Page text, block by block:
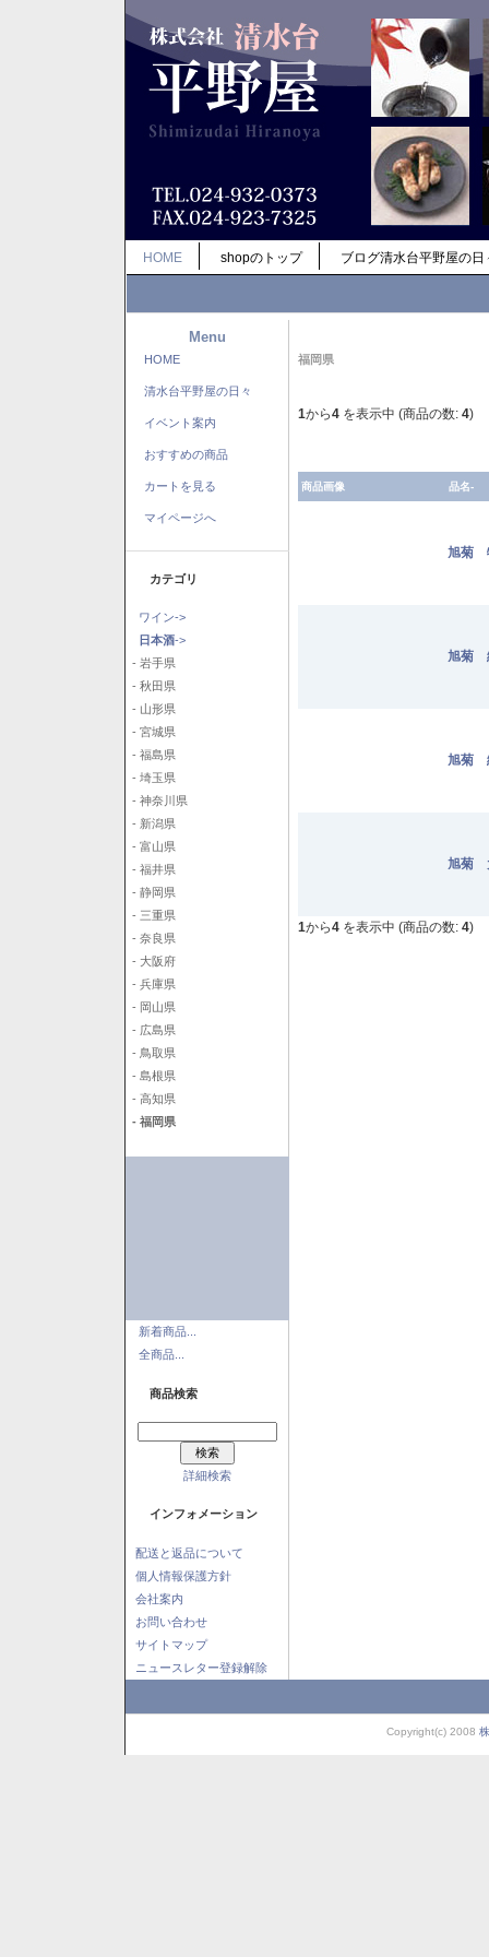
HOME shopのトップ ブログ清水台平野屋の日
Menu
HOME
清水台平野屋の日々
イベント案内
おすすめの商品
カートを見る
マイページへ
カテゴリ
ワイン->
日本酒->
- 岩手県
- 秋田県
- 山形県
- 宮城県
- 福島県
- 埼玉県
- 神奈川県
- 新潟県
- 富山県
- 福井県
- 静岡県
- 三重県
- 奈良県
- 大阪府
- 兵庫県
- 岡山県
- 広島県
- 鳥取県
- 島根県
- 高知県
- 福岡県
新着商品...
全商品...
商品検索
詳細検索
インフォメーション
配送と返品について
個人情報保護方針
会社案内
お問い合わせ
サイトマップ
ニュースレター登録解除
福岡県
1から4 を表示中 (商品の数: 4)
商品画像 品名-
旭菊
旭菊
旭菊
旭菊
1から4 を表示中 (商品の数: 4)
Copyright(c) 2008